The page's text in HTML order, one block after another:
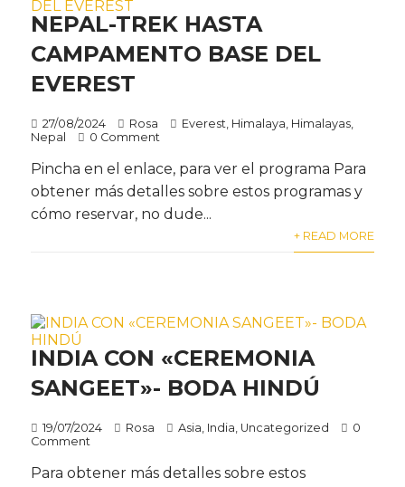
NEPAL-TREK HASTA
CAMPAMENTO BASE DEL
EVEREST
27/08/2024 Rosa Everest Himalaya Himalayas
Nepal
0 Comment
Pincha en el enlace, para ver el programa Para
obtener más detalles sobre estos programas y
cómo reservar, no dude...
+ READ MORE
INDIA CON «CEREMONIA
SANGEET»- BODA HINDÚ
19/07/2024 Rosa Asia India Uncategorized
0
Comment
Para obtener más detalles sobre estos